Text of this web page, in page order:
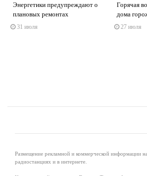
Энергетики предупреждают о
плановых ремонтах
31 июля
Горячая
дома
27 июля
Размещение рекламной и коммерческой информации на
радиостанциях и в интернете.